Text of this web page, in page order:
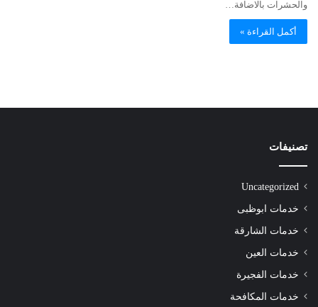
والحشرات بالاضافة…
أكمل القراءة »
تصنيفات
Uncategorized
خدمات ابوظبى
خدمات الشارقة
خدمات العين
خدمات الفجيرة
خدمات المكافحة